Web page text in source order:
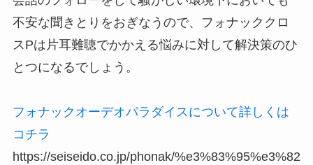
不安な聞きとりをおぎなうので、フォナッククロ
スPは片耳難聴でかかえる悩みに対して解決策のひ
とつになるでしょう。
フォナックオーデオパラダイスについて詳しくは
コチラ
https://seiseido.co.jp/phonak/%e3%83%95%e3%82